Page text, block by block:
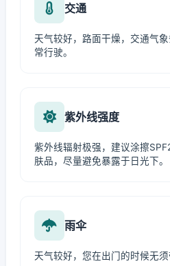
交通
天气较好，路面干燥，交通气
常行驶。
紫外线强度
紫外线辐射极强，建议涂擦
肤品，尽量避免暴露于日光下。
雨伞
天气较好，您在出门的时候无须